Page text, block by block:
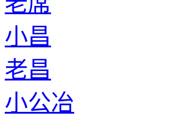
小昌
老昌
小公冶